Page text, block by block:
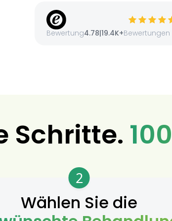
Bewertung4.78|19.4K+Bewertungen
Schritte.
2
Wählen Sie die